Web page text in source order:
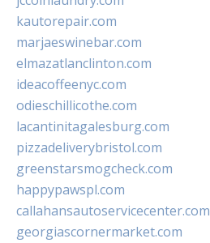
kautorepair.com
marjaeswinebar.com
elmazatlanclinton.com
ideacoffeenyc.com
odieschillicothe.com
lacantinitagalesburg.com
pizzadeliverybristol.com
greenstarsmogcheck.com
happypawspl.com
callahansautoservicecenter.com
georgiascornermarket.com